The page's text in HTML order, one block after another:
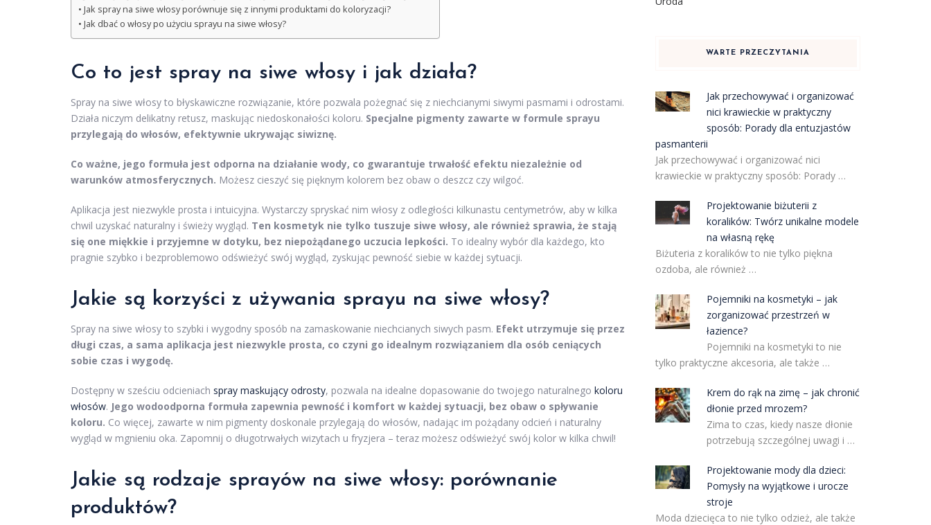
Jak spray na siwe włosy porównuje się z innymi produktami do koloryzacji?
Jak dbać o włosy po użyciu sprayu na siwe włosy?
Co to jest spray na siwe włosy i jak działa?
Spray na siwe włosy to błyskawiczne rozwiązanie, które pozwala pożegnać się z niechcianymi siwymi pasmami i odrostami.
Działa niczym delikatny retusz, maskując niedoskonałości koloru. Specjalne pigmenty zawarte w formule sprayu
przylegają do włosów, efektywnie ukrywając siwiznę.
Co ważne, jego formuła jest odporna na działanie wody, co gwarantuje trwałość efektu niezależnie od
warunków atmosferycznych. Możesz cieszyć się pięknym kolorem bez obaw o deszcz czy wilgoć.
Aplikacja jest niezwykle prosta i intuicyjna. Wystarczy spryskać nim włosy z odległości kilkunastu centymetrów, aby w kilka
chwil uzyskać naturalny i świeży wygląd. Ten kosmetyk nie tylko tuszuje siwe włosy, ale również sprawia, że stają
się one miękkie i przyjemne w dotyku, bez niepożądanego uczucia lepkości. To idealny wybór dla każdego, kto
pragnie szybko i bezproblemowo odświeżyć swój wygląd, zyskując pewność siebie w każdej sytuacji.
Jakie są korzyści z używania sprayu na siwe włosy?
Spray na siwe włosy to szybki i wygodny sposób na zamaskowanie niechcianych siwych pasm. Efekt utrzymuje się przez
długi czas, a sama aplikacja jest niezwykle prosta, co czyni go idealnym rozwiązaniem dla osób ceniących
sobie czas i wygodę.
Dostępny w sześciu odcieniach spray maskujący odrosty, pozwala na idealne dopasowanie do twojego naturalnego koloru
włosów. Jego wodoodporna formuła zapewnia pewność i komfort w każdej sytuacji, bez obaw o spływanie
koloru. Co więcej, zawarte w nim pigmenty doskonale przylegają do włosów, nadając im pożądany odcień i naturalny
wygląd w mgnieniu oka. Zapomnij o długotrwałych wizytach u fryzjera – teraz możesz odświeżyć swój kolor w kilka chwil!
Jakie są rodzaje sprayów na siwe włosy: porównanie
produktów?
WARTE PRZECZYTANIA
Jak przechowywać i organizować
nici krawieckie w praktyczny
sposób: Porady dla entuzjastów
pasmanterii
Jak przechowywać i organizować nici
krawieckie w praktyczny sposób: Porady …
Projektowanie biżuterii z
koralików: Twórz unikalne modele
na własną rękę
Biżuteria z koralików to nie tylko piękna
ozdoba, ale również …
Pojemniki na kosmetyki – jak
zorganizować przestrzeń w
łazience?
Pojemniki na kosmetyki to nie
tylko praktyczne akcesoria, ale także …
Krem do rąk na zimę – jak chronić
dłonie przed mrozem?
Zima to czas, kiedy nasze dłonie
potrzebują szczególnej uwagi i …
Projektowanie mody dla dzieci:
Pomysły na wyjątkowe i urocze
stroje
Moda dziecięca to nie tylko odzież, ale także